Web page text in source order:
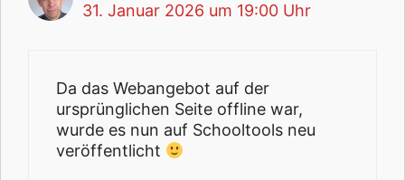
31. Januar 2026 um 19:00 Uhr
Da das Webangebot auf der
ursprünglichen Seite offline war,
wurde es nun auf Schooltools neu
veröffentlicht